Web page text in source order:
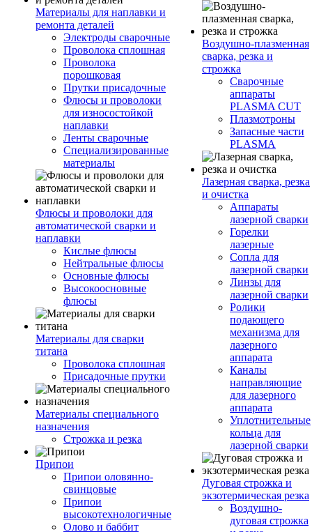
Материалы для наплавки и
ремонта деталей
Электроды сварочные
Проволока сплошная
Проволока
порошковая
Прутки присадочные
Флюсы и проволоки
для износостойкой
наплавки
Ленты сварочные
Специализированные
материалы
Флюсы и проволоки для
автоматической сварки и
наплавки
Кислые флюсы
Нейтральные флюсы
Основные флюсы
Высокоосновные
флюсы
Материалы для сварки
титана
Проволока сплошная
Присадочные прутки
Материалы специального
назначения
Строжка и резка
Припои
Припои оловянно-
свинцовые
Припои
высокотехнологичные
Олово и баббит
Воздушно-плазменная
сварка, резка и
строжка
Сварочные
аппараты
PLASMA CUT
Плазмотроны
Запасные части
PLASMA
Лазерная сварка, резка
и очистка
Аппараты
лазерной сварки
Горелки
лазерные
Сопла для
лазерной сварки
Линзы для
лазерной сварки
Ролики
подающего
механизма для
лазерного
аппарата
Каналы
направляющие
для лазерного
аппарата
Уплотнительные
кольца для
лазерной сварки
Дуговая строжка и
экзотермическая резка
Воздушно-
дуговая строжка